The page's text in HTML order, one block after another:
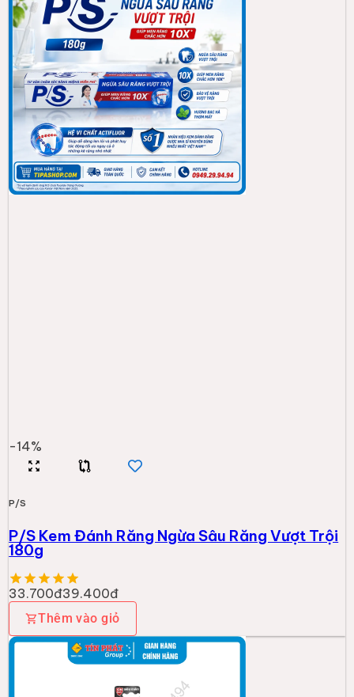
-14%
P/S
P/S Kem Đánh Răng Ngừa Sâu Răng Vượt Trội
180g
33.700đ39.400đ
Thêm vào giỏ